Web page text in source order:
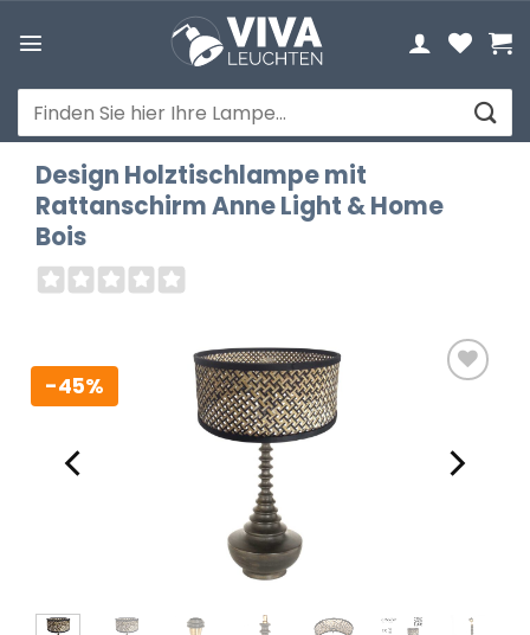
Inhalt
Suchen
nach:
Design Holztischlampe mit
Rattanschirm Anne Light & Home
Bois
-45%